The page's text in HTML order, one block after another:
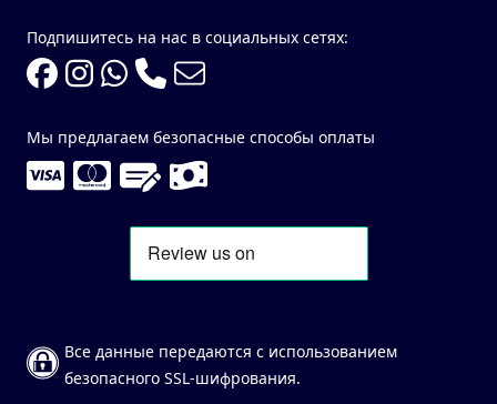
Подпишитесь на нас в социальных сетях:
Мы предлагаем безопасные способы оплаты
Все данные передаются с использованием
безопасного SSL-шифрования.